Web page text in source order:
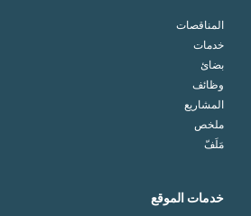
المناقصات
خدمات
بضائ
وظائف
المشاريع
ملخص
مَلَفّ
خدمات الموقع